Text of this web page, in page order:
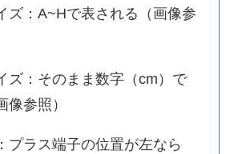
：A~Hで表される（画像参
ズ：そのまま数字（cm）で
像参照）
ラス端子の位置が左なら